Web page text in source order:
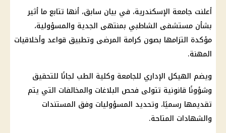
أعلنت جامعة الإسكندرية، في بيان سابق، أنها تتابع ما أثير
بشأن مستشفى الشاطبي بمنتهى الجدية والمسؤولية،
مؤكدة التزامها بصون كرامة المرضى وتطبيق قواعد وأخلاقيات
المهنة.
ويضم الهيكل الإداري للجامعة وكلية الطب لجانًا للتحقيق
وشؤونًا قانونية تتولى فحص البلاغات والمخالفات التي يتم
تقديمها رسميًا، وتحديد المسؤوليات وفق المستندات
والشهادات المتاحة.